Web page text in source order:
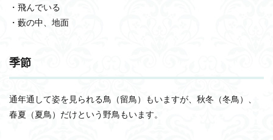
・飛んでいる
・藪の中、地面
季節
通年通して姿を見られる鳥（留鳥）もいますが、秋冬（冬鳥）、
春夏（夏鳥）だけという野鳥もいます。